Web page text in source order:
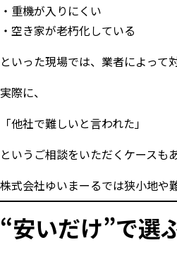
重機が入りにくい
空き家が老朽化している
といった現場では、業者によって
実際に、
「他社で難しいと言われた」
というご相談をいただくケースも
株式会社ゆいまーるでは狭小地や
“安いだけ”で選